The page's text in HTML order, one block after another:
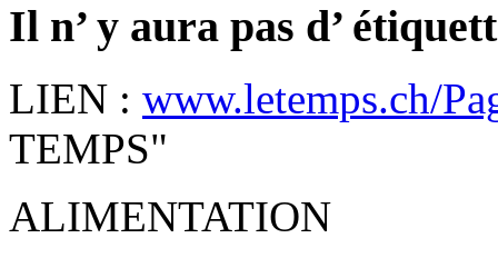
Il n’ y aura pas d’
LIEN : www.letemps.ch/
TEMPS"
ALIMENTATION